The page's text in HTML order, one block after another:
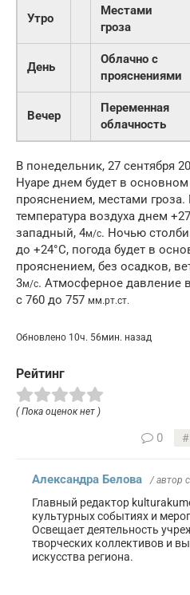
Утро
Местами
гроза
День
Облачно с
прояснениями
Вечер
Переменная
облачность
В понедельник, 27 сентября
Нуаре днем будет в
прояснением, местами
температура воздуха днем
западный, 4м/с. Ночью
до +24°C, погода будет в
прояснением, без осадков,
3м/с. Атмосферное давление
с 760 до 757 мм.рт.ст.
Обновлено 10ч. 56мин. назад
Рейтинг
( Пока оценок нет )
0
Александра Белова / автор
Главный редактор
культурных событиях и
Освещает деятельность
творческих коллективов и
искусства региона.